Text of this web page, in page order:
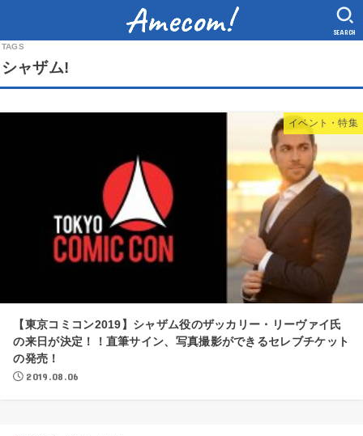
SEARCH
シャザム!
イベント・特集
【東京コミコン2019】シャザム役のザッカリー・リーヴァイ氏
の来日が決定！！直筆サイン、写真撮影ができるセレブチケット
の発売！
2019.08.06